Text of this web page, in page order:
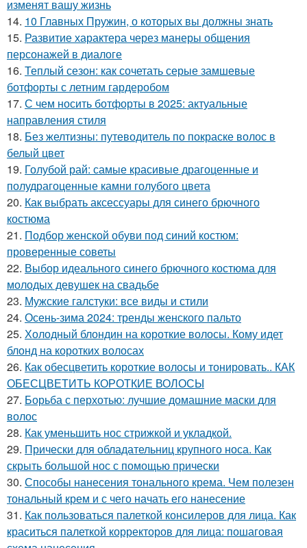
изменят вашу жизнь
14. 10 Главных Пружин, о которых вы должны знать
15. Развитие характера через манеры общения
персонажей в диалоге
16. Теплый сезон: как сочетать серые замшевые
ботфорты с летним гардеробом
17. С чем носить ботфорты в 2025: актуальные
направления стиля
18. Без желтизны: путеводитель по покраске волос в
белый цвет
19. Голубой рай: самые красивые драгоценные и
полудрагоценные камни голубого цвета
20. Как выбрать аксессуары для синего брючного
костюма
21. Подбор женской обуви под синий костюм:
проверенные советы
22. Выбор идеального синего брючного костюма для
молодых девушек на свадьбе
23. Мужские галстуки: все виды и стили
24. Осень-зима 2024: тренды женского пальто
25. Холодный блондин на короткие волосы. Кому идет
блонд на коротких волосах
26. Как обесцветить короткие волосы и тонировать.. КАК
ОБЕСЦВЕТИТЬ КОРОТКИЕ ВОЛОСЫ
27. Борьба с перхотью: лучшие домашние маски для
волос
28. Как уменьшить нос стрижкой и укладкой.
29. Прически для обладательниц крупного носа. Как
скрыть большой нос с помощью прически
30. Способы нанесения тонального крема. Чем полезен
тональный крем и с чего начать его нанесение
31. Как пользоваться палеткой консилеров для лица. Как
краситься палеткой корректоров для лица: пошаговая